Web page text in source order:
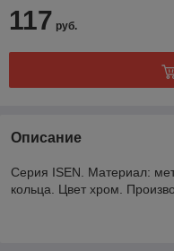
117 руб.
Описание
Серия ISEN. Материал:
кольца. Цвет хром.